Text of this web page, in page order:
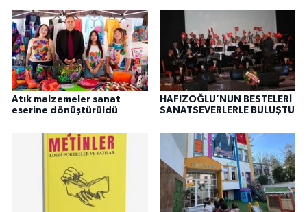
Atık malzemeler sanat
eserine dönüştürüldü
HAFIZOĞLU’NUN BESTELERİ
SANATSEVERLERLE BULUŞTU